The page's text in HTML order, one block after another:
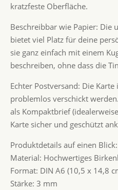
kratzfeste Oberfläche.
Beschreibbar wie Papier: Die
bietet viel Platz für deine
sie ganz einfach mit einem
beschreiben, ohne dass die
Echter Postversand: Die
problemlos verschickt
als Kompaktbrief
Karte sicher und geschützt
Produktdetails auf einen Blick:
Material: Hochwertiges
Format: DIN A6 (10,5 x 14,8
Stärke: 3 mm